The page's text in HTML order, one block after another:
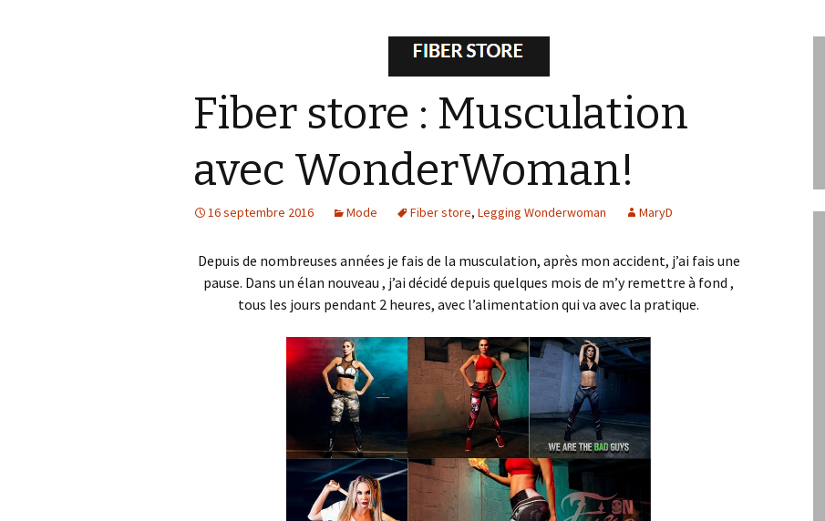
Beauté
Accessoires
Bien être de nos
compagnons sur pattes
Fiber store : Musculation
avec WonderWoman!
16 septembre 2016 Mode Fiber store, Legging Wonderwoman MaryD
Depuis de nombreuses années je fais de la musculation, après mon accident, j’ai fais une
pause. Dans un élan nouveau , j’ai décidé depuis quelques mois de m’y remettre à fond ,
tous les jours pendant 2 heures, avec l’alimentation qui va avec la pratique.